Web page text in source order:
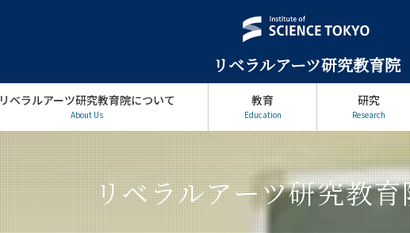
リベラルアーツ研究教育院
リベラルアーツ研究教育院について
About Us
教育
Education
研究
Research
リベラルアーツ研究教